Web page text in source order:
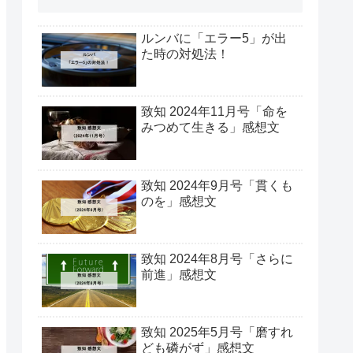
ルンバに「エラー5」が出
た時の対処法！
致知 2024年11月号「命を
みつめて生きる」感想文
致知 2024年9月号「貫くも
のを」感想文
致知 2024年8月号「さらに
前進」感想文
致知 2025年5月号「磨すれ
ども磷がず」感想文